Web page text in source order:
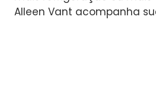
Alleen Vant acompanha